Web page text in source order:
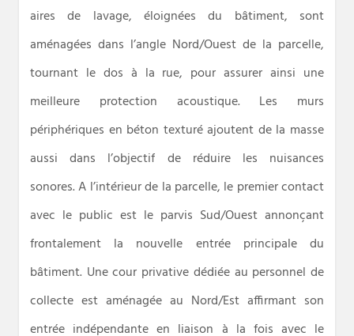
aires de lavage, éloignées du bâtiment, sont
aménagées dans l’angle Nord/Ouest de la parcelle,
tournant le dos à la rue, pour assurer ainsi une
meilleure protection acoustique. Les murs
périphériques en béton texturé ajoutent de la masse
aussi dans l’objectif de réduire les nuisances
sonores. A l’intérieur de la parcelle, le premier contact
avec le public est le parvis Sud/Ouest annonçant
frontalement la nouvelle entrée principale du
bâtiment. Une cour privative dédiée au personnel de
collecte est aménagée au Nord/Est affirmant son
entrée indépendante en liaison à la fois avec le